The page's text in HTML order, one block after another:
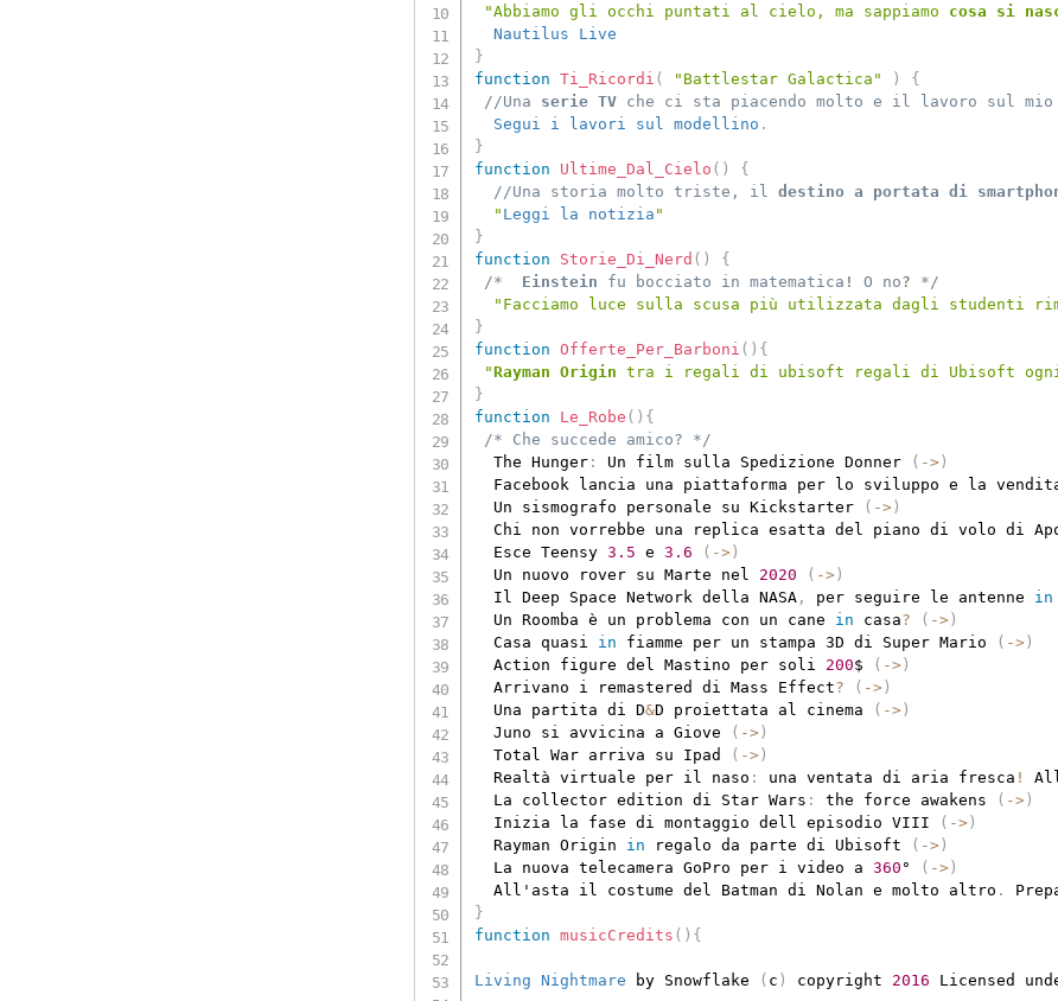
"Abbiamo gli occhi puntati al cielo, ma sappiamo cosa si
Nautilus Live
}
function Ti_Ricordi ( "Battlestar Galactica" )
{
//Una serie TV che ci sta piacendo molto e il lavoro sul mio
Segui i lavori sul modellino .
}
function
Ultime_Dal_Cielo ( )
{
//Una storia molto triste, il destino a portata di
" Leggi la notizia "
}
function
Storie_Di_Nerd ( )
{
/*
Einstein fu bocciato in matematica ! O no? */
"Facciamo luce sulla scusa più utilizzata dagli studenti
}
function Offerte_Per_Barboni ( ) {
"Rayman Origin tra i regali di ubisoft regali di Ubisoft ogni
}
function
Le_Robe ( ) {
/* Che succede amico? */
  The Hunger
: Un film sulla Spedizione Donner ( ->)
Facebook lancia una piattaforma per lo sviluppo e la
  Un sismografo personale su Kickstarter
( ->)
Chi non vorrebbe una replica esatta del piano di volo di
  Esce Teensy
3.5 e 3.6 ( ->)
  Un nuovo rover su Marte nel
2020 ( ->)
  Il Deep Space Network della NASA
, per seguire le antenne in
  Un Roomba è un problema con un cane
in casa? ( ->)
  Casa quasi
in fiamme per un stampa 3D di Super Mario ( ->)
  Action figure del Mastino per soli
200$ ( ->)
  Arrivano i remastered di Mass Effect
? ( ->)
  Una partita di D
&D proiettata al cinema ( ->)
  Juno si avvicina a Giove
( ->)
  Total War arriva su Ipad
( ->)
  Realtà virtuale per il naso
: una ventata di aria fresca !
  La collector edition di Star Wars
: the force awakens ( ->)
  Inizia la fase di montaggio dell episodio VIII
( ->)
  Rayman Origin
in regalo da parte di Ubisoft ( ->)
  La nuova telecamera GoPro per i video a
360 ° ( ->)
  All'asta il costume del Batman di Nolan e molto altro
.
}
function musicCredits ( ) {
Living Nightmare by Snowflake ( c ) copyright 2016 Licensed